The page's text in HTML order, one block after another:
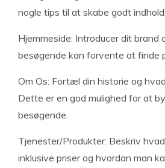
nogle tips til at skabe godt indhold:
Hjemmeside: Introducer dit brand
besøgende kan forvente at finde
Om Os: Fortæl din historie og
Dette er en god mulighed for at
besøgende.
Tjenester/Produkter: Beskriv
inklusive priser og hvordan man